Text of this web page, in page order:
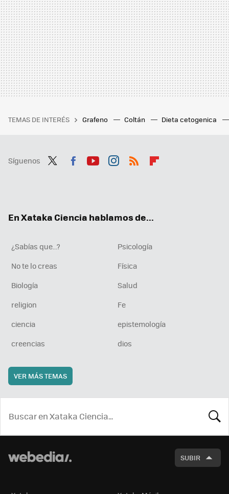
TEMAS DE INTERÉS Grafeno Coltán Dieta cetogenica
Síguenos
En Xataka Ciencia hablamos de...
¿Sabías que...?
Psicología
No te lo creas
Física
Biología
Salud
religion
Fe
ciencia
epistemología
creencias
dios
VER MÁS TEMAS
SUBIR